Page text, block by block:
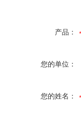
产品：
您的单位：
您的姓名：